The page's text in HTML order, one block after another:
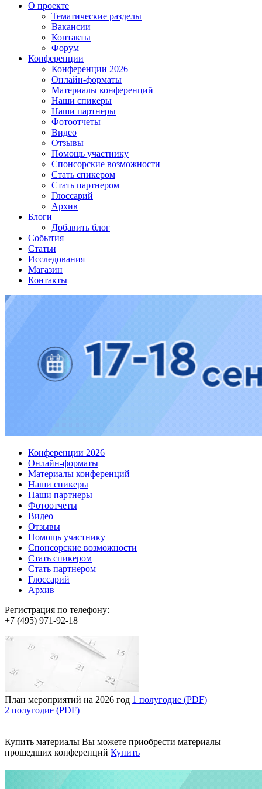
О проекте
Тематические разделы
Вакансии
Контакты
Форум
Конференции
Конференции 2026
Онлайн-форматы
Материалы конференций
Наши спикеры
Наши партнеры
Фотоотчеты
Видео
Отзывы
Помощь участнику
Спонсорские возможности
Стать спикером
Стать партнером
Глоссарий
Архив
Блоги
Добавить блог
События
Статьи
Исследования
Магазин
Контакты
Конференции 2026
Онлайн-форматы
Материалы конференций
Наши спикеры
Наши партнеры
Фотоотчеты
Видео
Отзывы
Помощь участнику
Спонсорские возможности
Стать спикером
Стать партнером
Глоссарий
Архив
Регистрация по телефону:
+7 (495) 971-92-18
План мероприятий на 2026 год 1 полугодие (PDF)
2 полугодие (PDF)
Купить материалы Вы можете приобрести материалы
прошедших конференций Купить